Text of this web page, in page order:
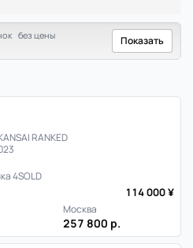
без цены
Показать
RANKED
4SOLD
114 000 ¥
Москва
257 800 р.